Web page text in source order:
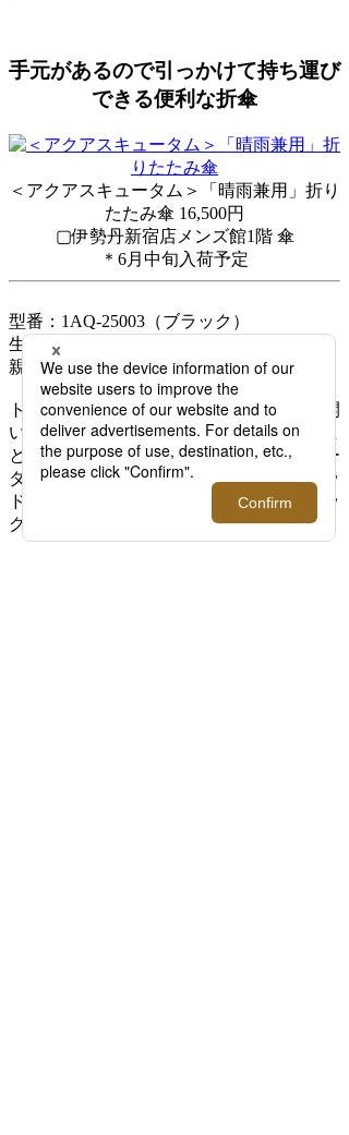
手元があるので引っかけて持ち運び
できる便利な折傘
＜アクアスキュータム＞「晴雨兼用」折り
たたみ傘 16,500円
▢伊勢丹新宿店メンズ館1階 傘
＊6月中旬入荷予定
型番： 1AQ-25003（ブラック）
生地：ポリエステル100％、一級遮光
親骨：グラスファイバー60cm
トップフラットの折りたたみ傘はぱっと開
いて閉じるのも楽なうえ、コンパクトにま
とめられるのがポイント。無地の黒をボー
ダーのグログランテープで縁取ったトラッ
ド感あふれるデザイン。曲がり手元でバッ
グにかけて持ち運べます。